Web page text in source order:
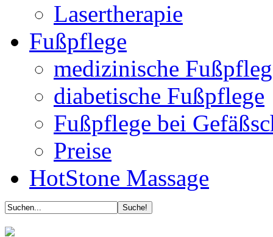
Lasertherapie
Fußpflege
medizinische
diabetische Fußpflege
Fußpflege bei
Preise
HotStone Massage